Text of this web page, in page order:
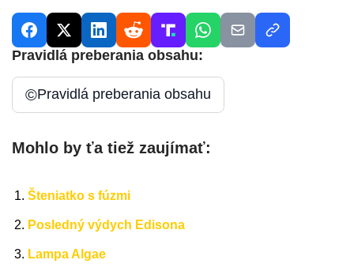
Pravidlá preberania obsahu:
©Pravidlá preberania obsahu
Mohlo by ťa tiež zaujímať:
Šteniatko s fúzmi
Posledný výdych Edisona
Lampa Algae